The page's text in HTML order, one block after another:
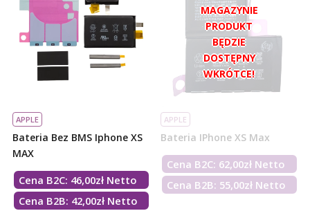
APPLE
Bateria Bez BMS Iphone XS
MAX
Cena B2C: 46,00zł Netto
Cena B2B: 42,00zł Netto
APPLE
Bateria IPhone XS Max
Cena B2C: 62,00zł Netto
Cena B2B: 55,00zł Netto